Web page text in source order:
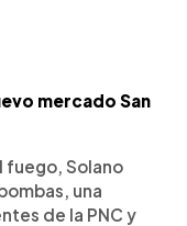
mercado San
fuego, Solano
una
de la PNC y